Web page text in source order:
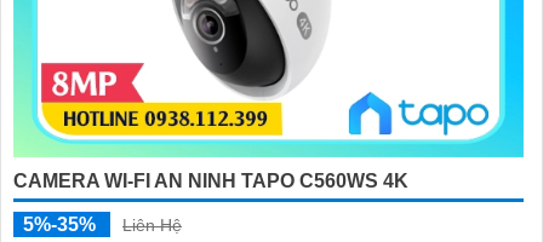
CAMERA WI-FI AN NINH TAPO C560WS 4K
5%-35%
Liên Hệ